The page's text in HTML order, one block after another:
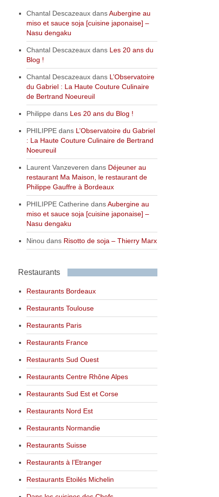
Chantal Descazeaux dansAubergine au
miso et sauce soja [cuisine japonaise] –
Nasu dengaku
Chantal Descazeaux dans Les 20 ans du
Blog !
Chantal Descazeaux dans L’Observatoire
du Gabriel : La Haute Couture Culinaire
de Bertrand Noeureuil
Philippe dans Les 20 ans du Blog !
PHILIPPE dans L’Observatoire du Gabriel
: La Haute Couture Culinaire de Bertrand
Noeureuil
Laurent Vanzeveren dans Déjeuner au
restaurant Ma Maison, le restaurant de
Philippe Gauffre à Bordeaux
PHILIPPE Catherine dansAubergine au
miso et sauce soja [cuisine japonaise] –
Nasu dengaku
Ninou dans Risotto de soja – Thierry Marx
Restaurants
Restaurants Bordeaux
Restaurants Toulouse
Restaurants Paris
Restaurants France
Restaurants Sud Ouest
Restaurants Centre Rhône Alpes
Restaurants Sud Est et Corse
Restaurants Nord Est
Restaurants Normandie
Restaurants Suisse
Restaurants à l’Etranger
Restaurants Etoilés Michelin